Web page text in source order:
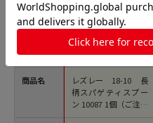
商品名
レズレー 18-10 長
柄スパゲティスプー
ン 10087 1個（ご注文
単位1個）【直送品】